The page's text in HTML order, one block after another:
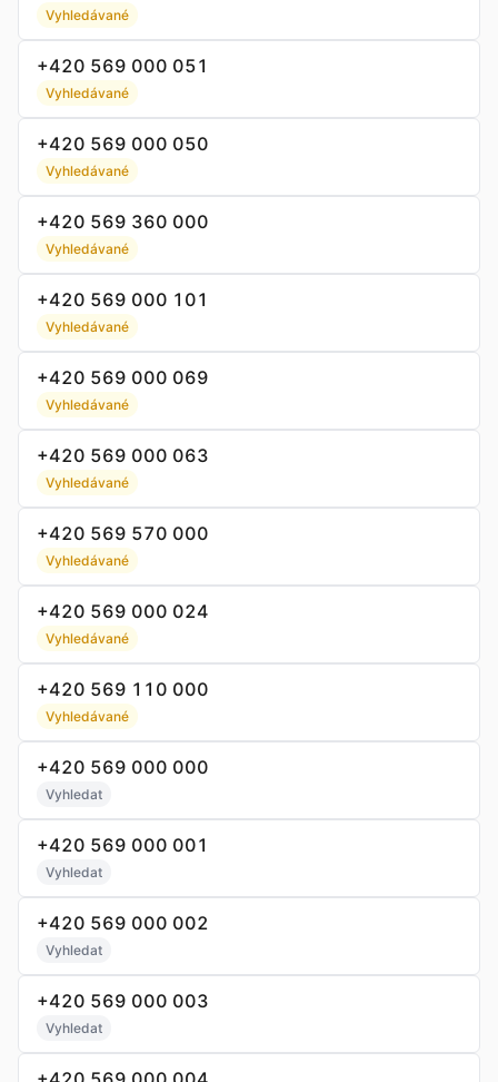
Vyhledávané
+420 569 000 051
Vyhledávané
+420 569 000 050
Vyhledávané
+420 569 360 000
Vyhledávané
+420 569 000 101
Vyhledávané
+420 569 000 069
Vyhledávané
+420 569 000 063
Vyhledávané
+420 569 570 000
Vyhledávané
+420 569 000 024
Vyhledávané
+420 569 110 000
Vyhledávané
+420 569 000 000
Vyhledat
+420 569 000 001
Vyhledat
+420 569 000 002
Vyhledat
+420 569 000 003
Vyhledat